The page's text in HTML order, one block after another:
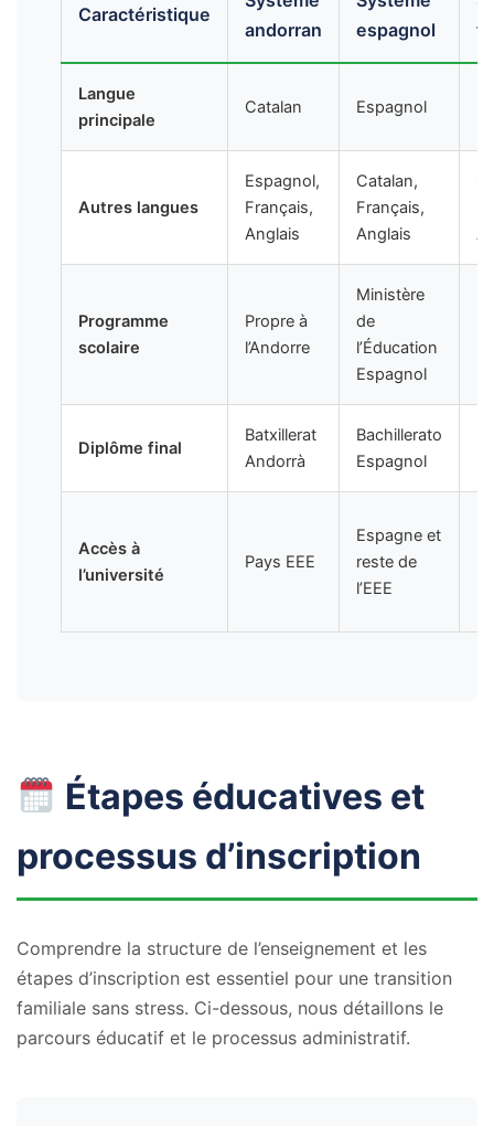
Caractéristique
andorran
espagnol
Langue
principale
Catalan Espagnol
Autres langues
Espagnol,
Français,
Anglais
Catalan,
Français,
Anglais
Programme
scolaire
Propre à
l’Andorre
Ministère
de
l’Éducation
Espagnol
Diplôme final
Batxillerat
Andorrà
Bachillerato
Espagnol
Accès à
l’université
Pays EEE
Espagne et
reste de
l’EEE
Étapes éducatives et
processus d’inscription
Comprendre la structure de l’enseignement et les
étapes d’inscription est essentiel pour une transition
familiale sans stress. Ci-dessous, nous détaillons le
parcours éducatif et le processus administratif.